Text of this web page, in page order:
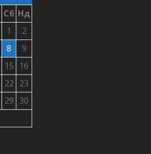
Сб Нд
1
2
8
9
15
16
22 23
29 30